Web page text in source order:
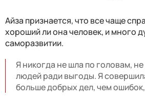
Айза признается, что все чаще
хороший ли она человек, и много
саморазвитии.
Я никогда не шла по головам,
людей ради выгоды. Я
больше добрых дел, чем ошибок,